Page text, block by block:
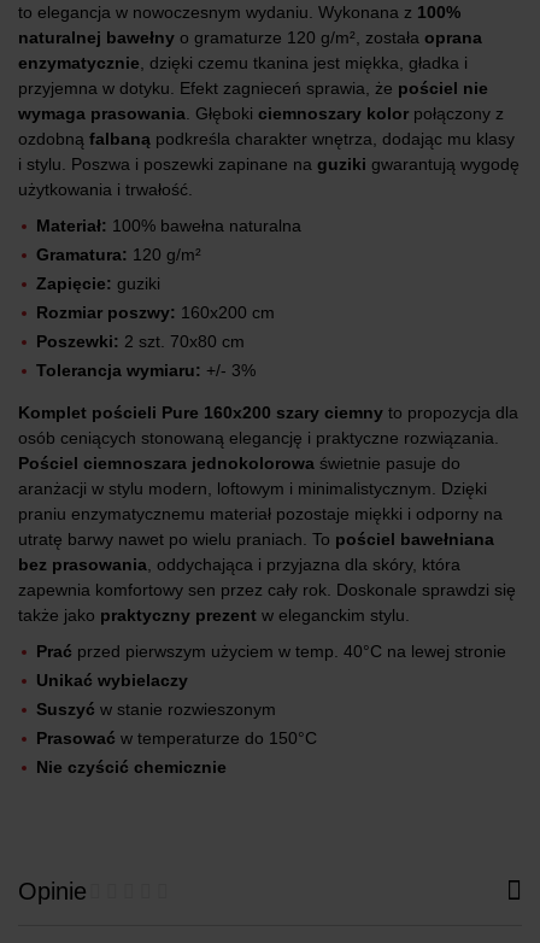
to elegancja w nowoczesnym wydaniu. Wykonana z 100%
naturalnej bawełny o gramaturze 120 g/m², została oprana
enzymatycznie , dzięki czemu tkanina jest miękka, gładka i
przyjemna w dotyku. Efekt zagnieceń sprawia, że pościel nie
wymaga prasowania . Głęboki ciemnoszary kolor połączony z
ozdobną falbaną podkreśla charakter wnętrza, dodając mu klasy
i stylu. Poszwa i poszewki zapinane na guziki gwarantują wygodę
użytkowania i trwałość.
Materiał: 100% bawełna naturalna
Gramatura: 120 g/m²
Zapięcie: guziki
Rozmiar poszwy: 160x200 cm
Poszewki: 2 szt. 70x80 cm
Tolerancja wymiaru: +/- 3%
Komplet pościeli Pure 160x200 szary ciemny to propozycja dla
osób ceniących stonowaną elegancję i praktyczne rozwiązania.
Pościel ciemnoszara jednokolorowa świetnie pasuje do
aranżacji w stylu modern, loftowym i minimalistycznym. Dzięki
praniu enzymatycznemu materiał pozostaje miękki i odporny na
utratę barwy nawet po wielu praniach. To pościel bawełniana
bez prasowania , oddychająca i przyjazna dla skóry, która
zapewnia komfortowy sen przez cały rok. Doskonale sprawdzi się
także jako praktyczny prezent w eleganckim stylu.
Prać przed pierwszym użyciem w temp. 40°C na lewej stronie
Unikać wybielaczy
Suszyć w stanie rozwieszonym
Prasować w temperaturze do 150°C
Nie czyścić chemicznie
Opinie